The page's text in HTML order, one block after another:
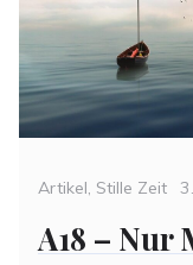
Categories
Artikel, Stille Zeit
A18 – Nur